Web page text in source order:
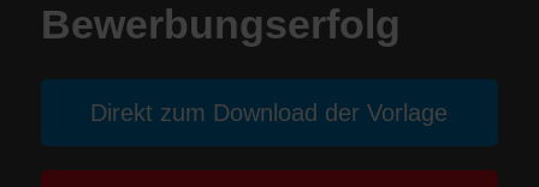
Bewerbungserfolg
Direkt zum Download der Vorlage